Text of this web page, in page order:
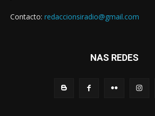
Contacto: redaccionsiradio@gmail.com
NAS REDES